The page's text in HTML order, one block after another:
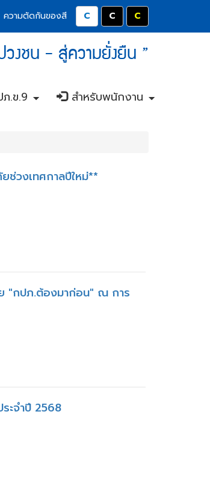
ง 0.8 เท่า
ห้เป็นขนาด 14 pixel
มขนาดตัวอักษรอีก 1.2 เท่า
ความตัดกันของสี ปุ่มปรับสีตัวอักษร และสีพื้นหลังใ
ปุ่มปรับสีตัวอักษรสีขาว
งชน - สู่ความยั่งยืน ”
.ข.9 สำหรับพนักงาน
ช่วงเทศกาลปีใหม่**
ย "กปภ.ต้องมาก่อน" ณ การ
ะจำปี 2568